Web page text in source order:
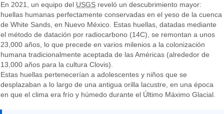
En 2021, un equipo del USGS reveló un descubrimiento mayor:
huellas humanas perfectamente conservadas en el yeso de la cuenca
de White Sands, en Nuevo México. Estas huellas, datadas mediante
el método de datación por radiocarbono (14C), se remontan a unos
23,000 años, lo que precede en varios milenios a la colonización
humana tradicionalmente aceptada de las Américas (alrededor de
13,000 años para la cultura Clovis).
Estas huellas pertenecerían a adolescentes y niños que se
desplazaban a lo largo de una antigua orilla lacustre, en una época
en que el clima era frío y húmedo durante el Último Máximo Glacial.